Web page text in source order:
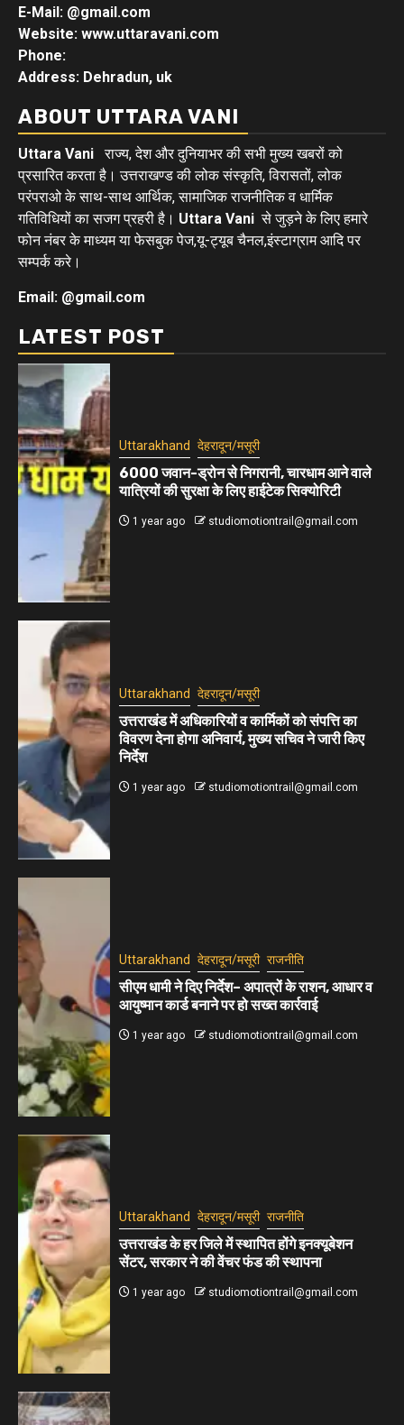
E-Mail: @gmail.com
Website: www.uttaravani.com
Phone:
Address: Dehradun, uk
ABOUT UTTARA VANI
Uttara Vani राज्य, देश और दुनियाभर की सभी मुख्य खबरों को
प्रसारित करता है। उत्तराखण्ड की लोक संस्कृति, विरासतों, लोक
परंपराओ के साथ-साथ आर्थिक, सामाजिक राजनीतिक व धार्मिक
गतिविधियों का सजग प्रहरी है। Uttara Vani से जुड़ने के लिए हमारे
फोन नंबर के माध्यम या फेसबुक पेज,यू-ट्यूब चैनल,इंस्टाग्राम आदि पर
सम्पर्क करे।
Email: @gmail.com
LATEST POST
Uttarakhand देहरादून/मसूरी
6000 जवान-ड्रोन से निगरानी, चारधाम आने वाले
यात्रियों की सुरक्षा के लिए हाईटेक सिक्योरिटी
1 year ago studiomotiontrail@gmail.com
Uttarakhand देहरादून/मसूरी
उत्तराखंड में अधिकारियों व कार्मिकों को संपत्ति का
विवरण देना होगा अनिवार्य, मुख्य सचिव ने जारी किए
निर्देश
1 year ago studiomotiontrail@gmail.com
Uttarakhand देहरादून/मसूरी राजनीति
सीएम धामी ने दिए निर्देश– अपात्रों के राशन, आधार व
आयुष्मान कार्ड बनाने पर हो सख्त कार्रवाई
1 year ago studiomotiontrail@gmail.com
Uttarakhand देहरादून/मसूरी राजनीति
उत्तराखंड के हर जिले में स्थापित होंगे इनक्यूबेशन
सेंटर, सरकार ने की वेंचर फंड की स्थापना
1 year ago studiomotiontrail@gmail.com